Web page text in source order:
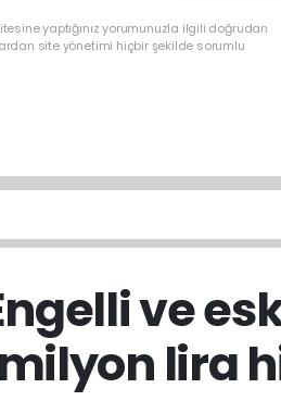
yaptığınız yorumunuzla ilgili doğrudan
site yönetimi hiçbir şekilde sorumlu
ve
lira